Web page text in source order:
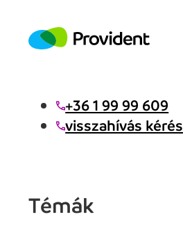
+36 1 99 99 609
visszahívás kérés
Témák